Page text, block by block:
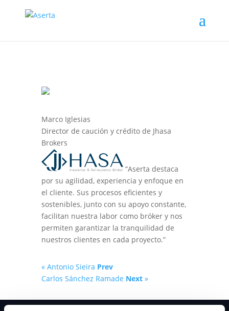
Marco Iglesias
Director de caución y crédito de Jhasa
Brokers
“Aserta destaca
por su agilidad, experiencia y enfoque en
el cliente. Sus procesos eficientes y
sostenibles, junto con su apoyo constante,
facilitan nuestra labor como bróker y nos
permiten garantizar la tranquilidad de
nuestros clientes en cada proyecto.”
« Antonio Sieira Prev
Carlos Sánchez Ramade Next»